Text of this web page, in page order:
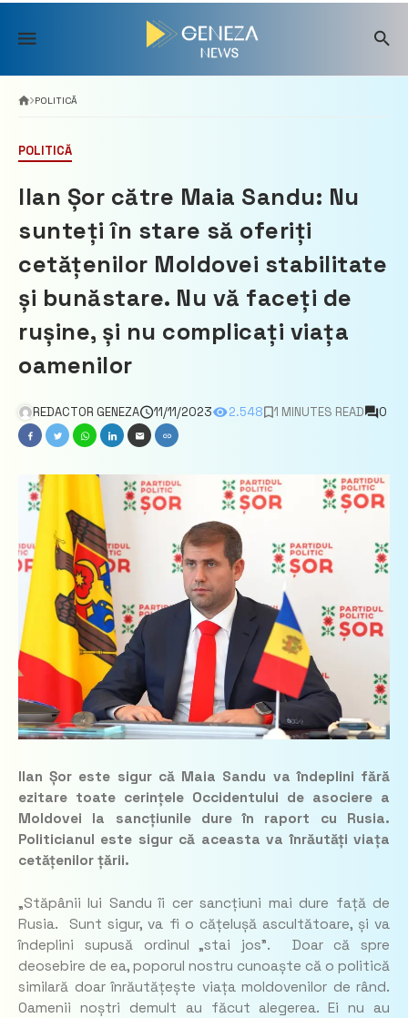
Skip
content
POLITICĂ
POLITICĂ
Ilan Șor către Maia Sandu: Nu
sunteți în stare să oferiți
cetățenilor Moldovei stabilitate
și bunăstare. Nu vă faceți de
rușine, și nu complicați viața
oamenilor
REDACTOR GENEZA 11/11/2023 2.548 1 MINUTES READ 0
Ilan Șor este sigur că Maia Sandu va îndeplini fără
ezitare toate cerințele Occidentului de asociere a
Moldovei la sancțiunile dure în raport cu Rusia.
Politicianul este sigur că aceasta va înrăutăți viața
cetățenilor țării.
„Stăpânii lui Sandu îi cer sancțiuni mai dure față de
Rusia. Sunt sigur, va fi o cățelușă ascultătoare, și va
îndeplini supusă ordinul „stai jos”. Doar că spre
deosebire de ea, poporul nostru cunoaște că o politică
similară doar înrăutățește viața moldovenilor de rând.
Oamenii noștri demult au făcut alegerea. Ei nu au